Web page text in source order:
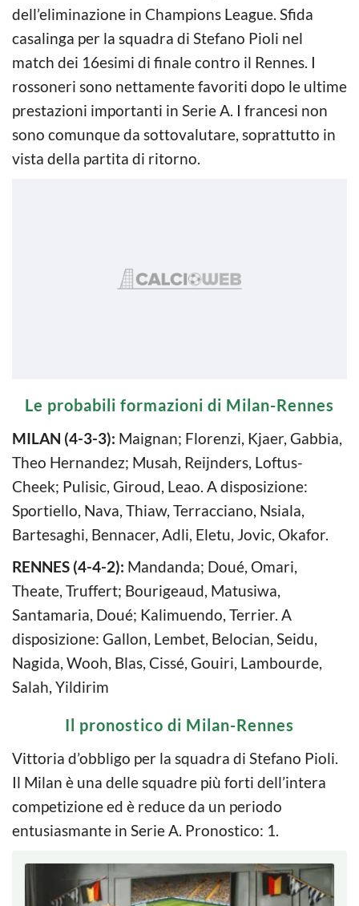
dell’eliminazione in Champions League. Sfida
casalinga per la squadra di Stefano Pioli nel
match dei 16esimi di finale contro il Rennes. I
rossoneri sono nettamente favoriti dopo le ultime
prestazioni importanti in Serie A. I francesi non
sono comunque da sottovalutare, soprattutto in
vista della partita di ritorno.
Le probabili formazioni di Milan-Rennes
MILAN (4-3-3): Maignan; Florenzi, Kjaer, Gabbia,
Theo Hernandez; Musah, Reijnders, Loftus-
Cheek; Pulisic, Giroud, Leao. A disposizione:
Sportiello, Nava, Thiaw, Terracciano, Nsiala,
Bartesaghi, Bennacer, Adli, Eletu, Jovic, Okafor.
RENNES (4-4-2): Mandanda; Doué, Omari,
Theate, Truffert; Bourigeaud, Matusiwa,
Santamaria, Doué; Kalimuendo, Terrier. A
disposizione: Gallon, Lembet, Belocian, Seidu,
Nagida, Wooh, Blas, Cissé, Gouiri, Lambourde,
Salah, Yildirim
Il pronostico di Milan-Rennes
Vittoria d’obbligo per la squadra di Stefano Pioli.
Il Milan è una delle squadre più forti dell’intera
competizione ed è reduce da un periodo
entusiasmante in Serie A. Pronostico: 1.